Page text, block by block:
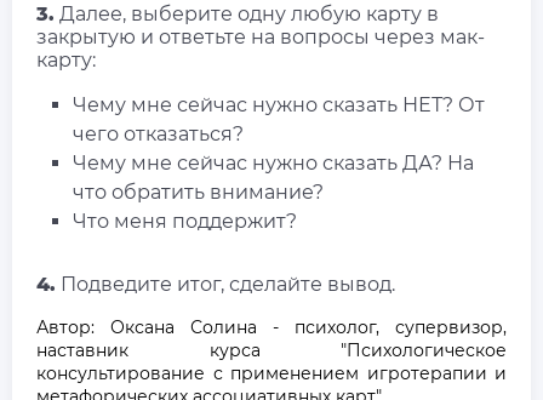
3. Далее, выберите одну любую карту в
закрытую и ответьте на вопросы через мак-
карту:
Чему мне сейчас нужно сказать НЕТ? От
чего отказаться?
Чему мне сейчас нужно сказать ДА? На
что обратить внимание?
Что меня поддержит?
4. Подведите итог, сделайте вывод.
Автор: Оксана Солина - психолог, супервизор,
наставник курса "Психологическое
консультирование с применением игротерапии и